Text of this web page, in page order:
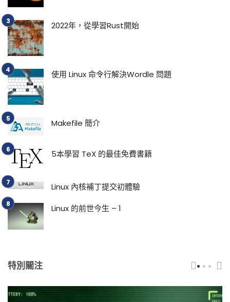
2022年，從學習Rust開始
使用 Linux 命令行解決Wordle 問題
Makefile 簡介
5本學習 TeX 的最佳免費書籍
Linux 內核補丁提交初體驗
Linux 的前世今生 – 1
特別關注